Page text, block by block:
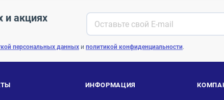
и акциях
персональных данных и политикой конфиденциальности.
ИНФОРМАЦИЯ